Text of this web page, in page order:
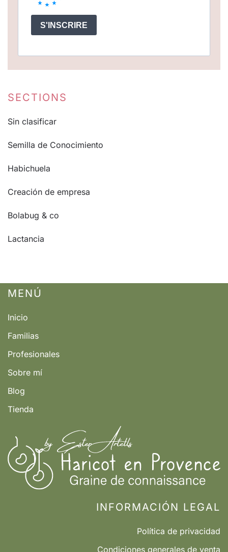
SECTIONS
Sin clasificar
Semilla de Conocimiento
Habichuela
Creación de empresa
Bolabug & co
Lactancia
MENÚ
Inicio
Familias
Profesionales
Sobre mí
Blog
Tienda
INFORMACIÓN LEGAL
Política de privacidad
Condiciones generales de venta